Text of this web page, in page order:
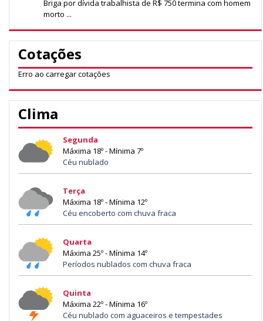
Briga por dívida trabalhista de R$ 750 termina com homem
morto ...
Cotações
Erro ao carregar cotações
Clima
Segunda
Máxima 18º - Mínima 7º
Céu nublado
Terça
Máxima 18º - Mínima 12º
Céu encoberto com chuva fraca
Quarta
Máxima 25º - Mínima 14º
Períodos nublados com chuva fraca
Quinta
Máxima 22º - Mínima 16º
Céu nublado com aguaceiros e tempestades